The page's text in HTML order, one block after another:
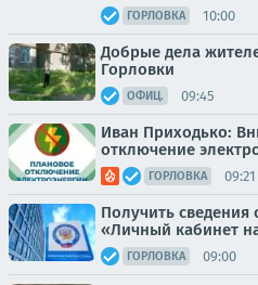
ГОРЛОВКА 10:00
Добрые дела
Горловки
ОФИЦ. 09:45
Иван Приходько:
отключение
ГОРЛОВКА 09:21
Получить сведения
«Личный кабинет
ГОРЛОВКА 09:00